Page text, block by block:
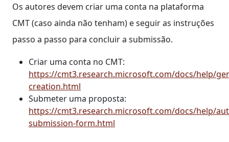
Os autores devem criar uma conta na plataforma
CMT (caso ainda não tenham) e seguir as instruções
passo a passo para concluir a submissão.
Criar uma conta no CMT:
https://cmt3.research.microsoft.com/docs/help/
creation.html
Submeter uma proposta:
https://cmt3.research.microsoft.com/docs/help/
submission-form.html